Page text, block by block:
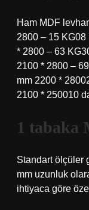
Ham MDF
2800 – 15
* 2800 – 63
2100 * 2800 –
mm 2200 *
2100 * 250010
1 tabaka
Standart ölçüler
mm uzunluk
ihtiyaca göre